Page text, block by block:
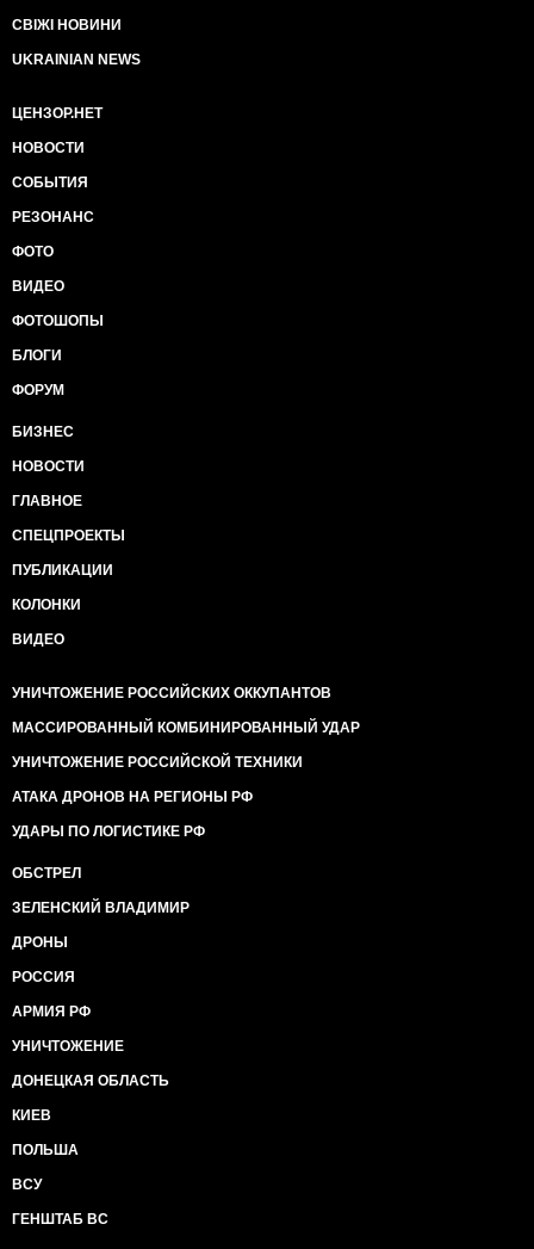
СВІЖІ НОВИНИ
UKRAINIAN NEWS
ЦЕНЗОР.НЕТ
НОВОСТИ
СОБЫТИЯ
РЕЗОНАНС
ФОТО
ВИДЕО
ФОТОШОПЫ
БЛОГИ
ФОРУМ
БИЗНЕС
НОВОСТИ
ГЛАВНОЕ
СПЕЦПРОЕКТЫ
ПУБЛИКАЦИИ
КОЛОНКИ
ВИДЕО
УНИЧТОЖЕНИЕ РОССИЙСКИХ ОККУПАНТОВ
МАССИРОВАННЫЙ КОМБИНИРОВАННЫЙ УДАР
УНИЧТОЖЕНИЕ РОССИЙСКОЙ ТЕХНИКИ
АТАКА ДРОНОВ НА РЕГИОНЫ РФ
УДАРЫ ПО ЛОГИСТИКЕ РФ
ОБСТРЕЛ
ЗЕЛЕНСКИЙ ВЛАДИМИР
ДРОНЫ
РОССИЯ
АРМИЯ РФ
УНИЧТОЖЕНИЕ
ДОНЕЦКАЯ ОБЛАСТЬ
КИЕВ
ПОЛЬША
ВСУ
ГЕНШТАБ ВС